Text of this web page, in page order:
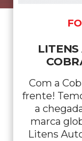
POR
Nada
cada
algo